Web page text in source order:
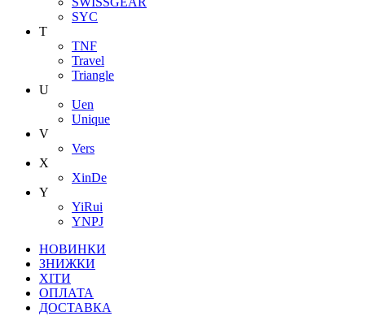
SYC
T
TNF
Travel
Triangle
U
Uen
Unique
V
Vers
X
XinDe
Y
YiRui
YNPJ
НОВИНКИ
ЗНИЖКИ
ХІТИ
ОПЛАТА
ДОСТАВКА